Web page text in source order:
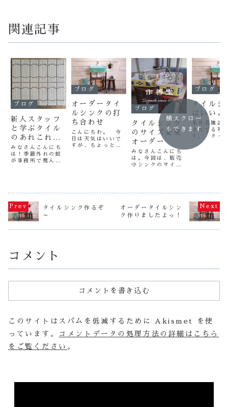
関連記事
ブログ
新人スタッフ
と学ぶタイル
のあれこれ講
座〜第1回〜
ネット張りと
紙張りって何
みなさんこんにち
は！季節外れの蚊
が事務所で飛んで
えられていました
は、シュッとする
やつで退治されて
おりました。）そ
ブログ
オーダータイ
ルシンクの打
ち合わせ
こんにちわ。 今
日は天気はいいで
すが、ちょっと寒
ます。 ２つの打
クリアー！ そし
て、難題のお問い
合わせが、２槽式
は...
ブログ
タイルシンク
のサイズ変更
オーダー
みなさんこんにち
は。今回は、販売
中シンクのサイズ
変更をいただいた
商品などは、レギ
ュラー商品として
ございます。“エ
ブログ
タイルシ
はいいよ
某有名雑誌
されてる写
す。 タイ
ク、いい味
すよね～
見た目もい
もんね（笑
も、最近は
洗...
横スクロー
ルできます
タイルシンク作るぞ
～
オーダータイルシン
ク作りましたよっ！
コメント
コメントを書き込む
このサイトはスパムを低減するために Akismet を使
っています。
コメントデータの処理方法の詳細はこちら
をご覧ください 。